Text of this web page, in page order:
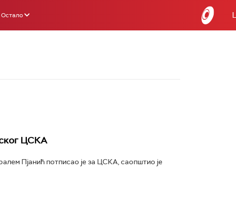
Остало
ЦСКА
Пјанић потписао је за ЦСКА, саопштио је